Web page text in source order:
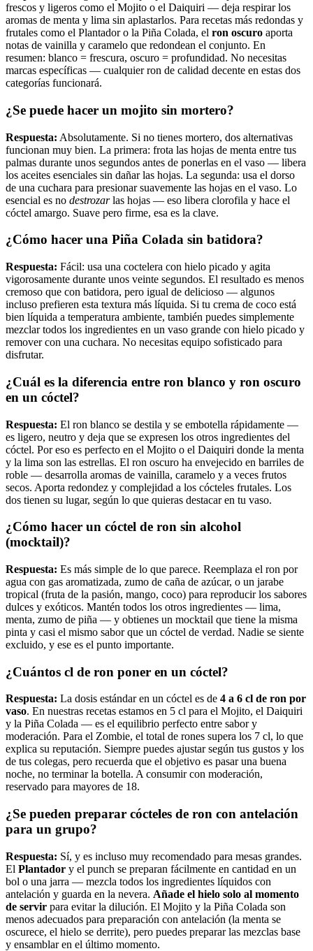
frescos y ligeros como el Mojito o el Daiquiri — deja respirar los
aromas de menta y lima sin aplastarlos. Para recetas más redondas y
frutales como el Plantador o la Piña Colada, el ron oscuro aporta
notas de vainilla y caramelo que redondean el conjunto. En
resumen: blanco = frescura, oscuro = profundidad. No necesitas
marcas específicas — cualquier ron de calidad decente en estas dos
categorías funcionará.
¿Se puede hacer un mojito sin mortero?
Respuesta: Absolutamente. Si no tienes mortero, dos alternativas
funcionan muy bien. La primera: frota las hojas de menta entre tus
palmas durante unos segundos antes de ponerlas en el vaso — libera
los aceites esenciales sin dañar las hojas. La segunda: usa el dorso
de una cuchara para presionar suavemente las hojas en el vaso. Lo
esencial es no destrozarlas hojas — eso libera clorofila y hace el
cóctel amargo. Suave pero firme, esa es la clave.
¿Cómo hacer una Piña Colada sin batidora?
Respuesta: Fácil: usa una coctelera con hielo picado y agita
vigorosamente durante unos veinte segundos. El resultado es menos
cremoso que con batidora, pero igual de delicioso — algunos
incluso prefieren esta textura más líquida. Si tu crema de coco está
bien líquida a temperatura ambiente, también puedes simplemente
mezclar todos los ingredientes en un vaso grande con hielo picado y
remover con una cuchara. No necesitas equipo sofisticado para
disfrutar.
¿Cuál es la diferencia entre ron blanco y ron oscuro
en un cóctel?
Respuesta: El ron blanco se destila y se embotella rápidamente —
es ligero, neutro y deja que se expresen los otros ingredientes del
cóctel. Por eso es perfecto en el Mojito o el Daiquiri donde la menta
y la lima son las estrellas. El ron oscuro ha envejecido en barriles de
roble — desarrolla aromas de vainilla, caramelo y a veces frutos
secos. Aporta redondez y complejidad a los cócteles frutales. Los
dos tienen su lugar, según lo que quieras destacar en tu vaso.
¿Cómo hacer un cóctel de ron sin alcohol
(mocktail)?
Respuesta: Es más simple de lo que parece. Reemplaza el ron por
agua con gas aromatizada, zumo de caña de azúcar, o un jarabe
tropical (fruta de la pasión, mango, coco) para reproducir los sabores
dulces y exóticos. Mantén todos los otros ingredientes — lima,
menta, zumo de piña — y obtienes un mocktail que tiene la misma
pinta y casi el mismo sabor que un cóctel de verdad. Nadie se siente
excluido, y ese es el punto importante.
¿Cuántos cl de ron poner en un cóctel?
Respuesta: La dosis estándar en un cóctel es de 4 a 6 cl de ron por
vaso. En nuestras recetas estamos en 5 cl para el Mojito, el Daiquiri
y la Piña Colada — es el equilibrio perfecto entre sabor y
moderación. Para el Zombie, el total de rones supera los 7 cl, lo que
explica su reputación. Siempre puedes ajustar según tus gustos y los
de tus colegas, pero recuerda que el objetivo es pasar una buena
noche, no terminar la botella. A consumir con moderación,
reservado para mayores de 18.
¿Se pueden preparar cócteles de ron con antelación
para un grupo?
Respuesta: Sí, y es incluso muy recomendado para mesas grandes.
El Plantador y el punch se preparan fácilmente en cantidad en un
bol o una jarra — mezcla todos los ingredientes líquidos con
antelación y guarda en la nevera. Añade el hielo solo al momento
de servir para evitar la dilución. El Mojito y la Piña Colada son
menos adecuados para preparación con antelación (la menta se
oscurece, el hielo se derrite), pero puedes preparar las mezclas base
y ensamblar en el último momento.